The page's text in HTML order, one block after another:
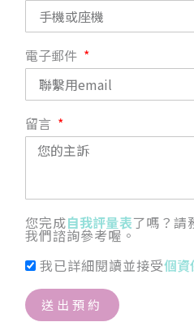
電子郵件
留言
您完成自我評量表了嗎？請
我們諮詢參考喔。
我已詳細閱讀並接受個資
送出預約